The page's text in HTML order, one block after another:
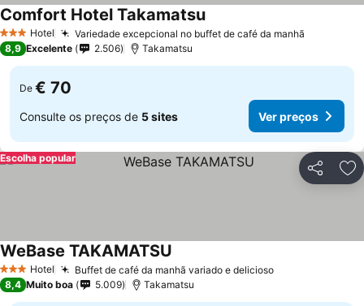
3 EstrelasHotel Variedade excepcional no buffet de café da manhã
Comfort Hotel Takamatsu
8,9 Excelente 2.506 Takamatsu
De € 70
Consulte os preços de 5 sites Ver preços
Partilhar
Escolha popular
3 EstrelasHotel Buffet de café da manhã variado e delicioso
WeBase TAKAMATSU
8,4 Muito boa 5.009 Takamatsu